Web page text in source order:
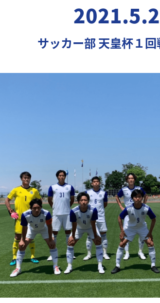
サッカー部 天皇杯１